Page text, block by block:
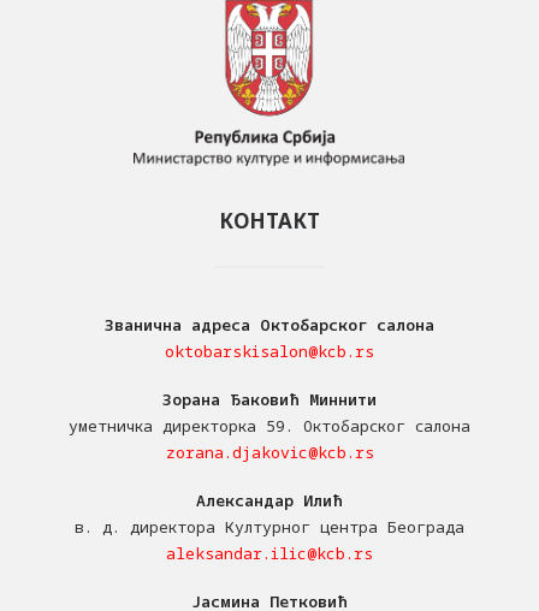
КОНТАКТ
Званична адреса Октобарског салона
oktobarskisalon@kcb.rs
Зорана Ђаковић Миннити
уметничка директорка 59. Октобарског салона
zorana.djakovic@kcb.rs
Александар Илић
в. д. директора Културног центра Београда
aleksandar.ilic@kcb.rs
Јасмина Петковић